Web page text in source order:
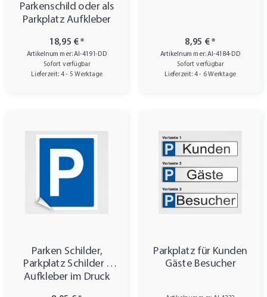
Parkenschild oder als
Parkplatz Aufkleber
18,95 €*
Artikelnummer: AI-4191-DD
Sofort verfügbar
Lieferzeit: 4 - 5 Werktage
8,95 €*
Artikelnummer: AI-4184-DD
Sofort verfügbar
Lieferzeit: 4 - 6 Werktage
Parken Schilder,
Parkplatz Schilder -
Aufkleber im Druck
Parkplatz für Kunden
Gäste Besucher